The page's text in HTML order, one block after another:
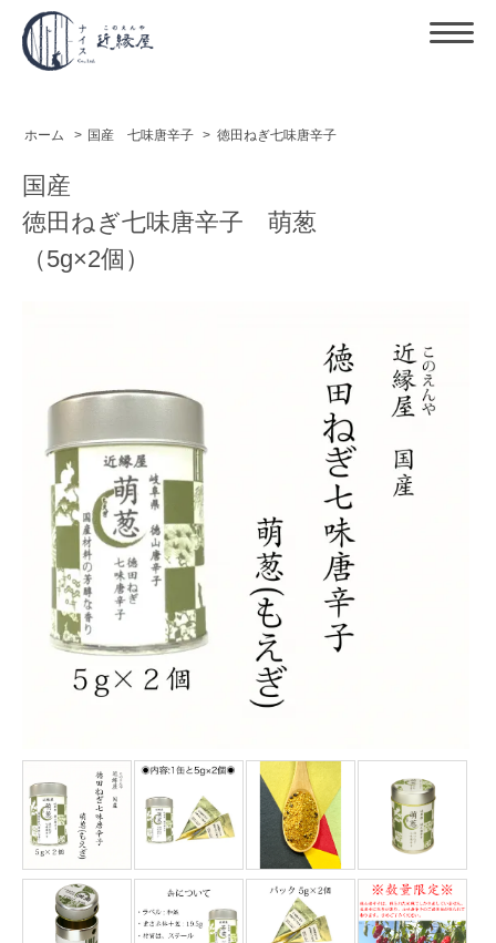
ホーム > 国産 七味唐辛子 > 徳田ねぎ七味唐辛子
国産
徳田ねぎ七味唐辛子 萌葱
（5g×2個）